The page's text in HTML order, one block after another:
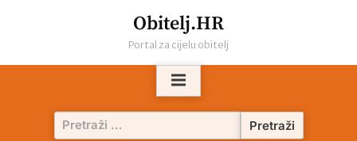
Obitelj.HR
Portal za cijelu obitelj
Pretraži: